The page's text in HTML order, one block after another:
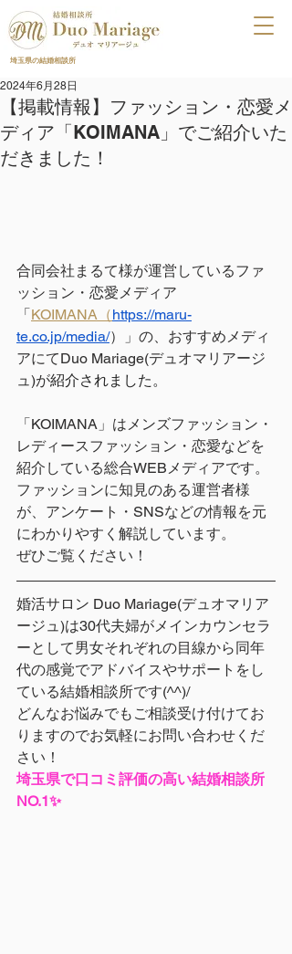
埼玉県の結婚相談所
【掲載情報】ファッション・恋愛メ
ディア「KOIMANA」でご紹介いた
だきました！
2024年6月28日
合同会社まるて様が運営しているファ
ッション・恋愛メディア
「KOIMANA（https://maru-
te.co.jp/media/）」の、おすすめメディ
アにてDuo Mariage(デュオマリアージ
ュ)が紹介されました。
「KOIMANA」はメンズファッション・
レディースファッション・恋愛などを
紹介している総合WEBメディアです。
ファッションに知見のある運営者様
が、アンケート・SNSなどの情報を元
にわかりやすく解説しています。
ぜひご覧ください！
婚活サロン Duo Mariage(デュオマリア
ージュ)は30代夫婦がメインカウンセラ
ーとして男女それぞれの目線から同年
代の感覚でアドバイスやサポートをし
ている結婚相談所です(^^)/
どんなお悩みでもご相談受け付けてお
りますのでお気軽にお問い合わせくだ
さい！
埼玉県で口コミ評価の高い結婚相談所
NO.1✨